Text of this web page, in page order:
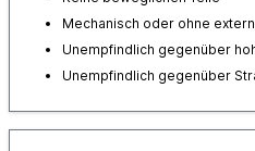
Mechanisch oder ohne
Unempfindlich gegenüber
Unempfindlich gegenüber